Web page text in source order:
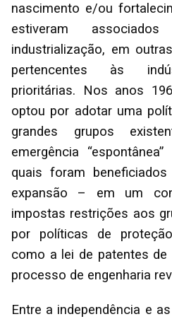
nascimento e/ou
estiveram
industrialização, em
pertencentes às
prioritárias. Nos anos
optou por adotar uma
grandes grupos
emergência
quais foram
expansão – em um
impostas restrições aos
por políticas de
como a lei de patentes de
processo de engenharia
Entre a independência e